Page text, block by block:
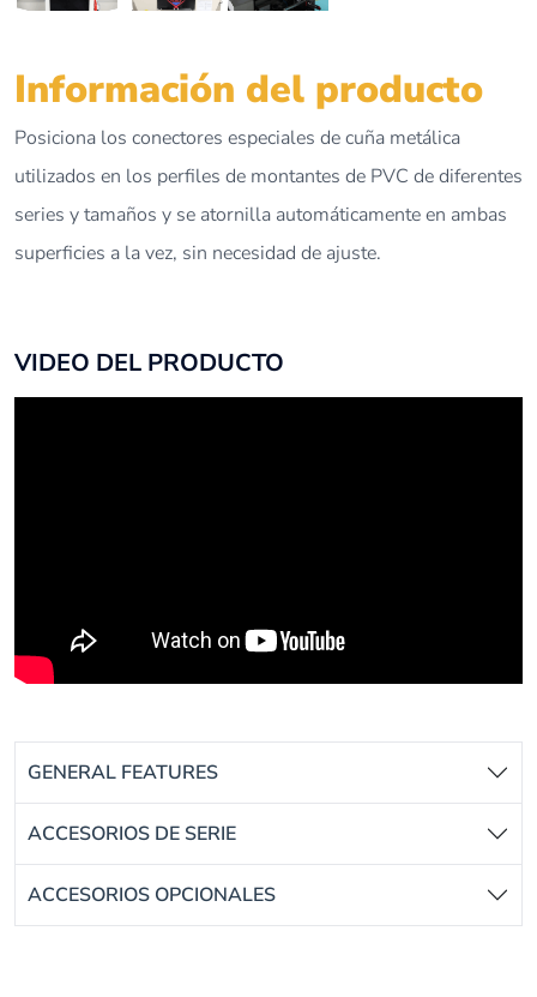
Información del producto
Posiciona los conectores especiales de cuña metálica
utilizados en los perfiles de montantes de PVC de diferentes
series y tamaños y se atornilla automáticamente en ambas
superficies a la vez, sin necesidad de ajuste.
VIDEO DEL PRODUCTO
GENERAL FEATURES
ACCESORIOS DE SERIE
ACCESORIOS OPCIONALES